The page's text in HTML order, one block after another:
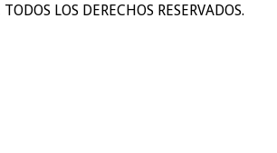
LOS DERECHOS RESERVADOS.